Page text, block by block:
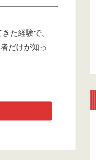
た経験で、
だけが知っ